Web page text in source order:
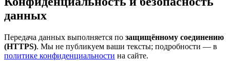
данных
Передача данных выполняется по защищённому соединению
(HTTPS). Мы не публикуем ваши тексты; подробности — в
политике конфиденциальности на сайте.